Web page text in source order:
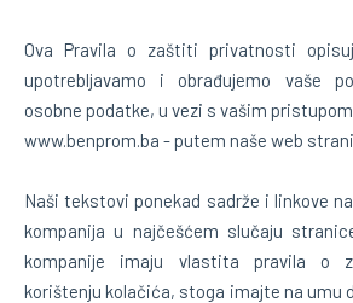
Ova Pravila o zaštiti privatnosti
upotrebljavamo i obrađujemo vaše
osobne podatke, u vezi s vašim
www.benprom.ba - putem naše web
Naši tekstovi ponekad sadrže i linkove
kompanija u najčešćem slučaju
kompanije imaju vlastita pravila o
korištenju kolačića, stoga imajte na umu